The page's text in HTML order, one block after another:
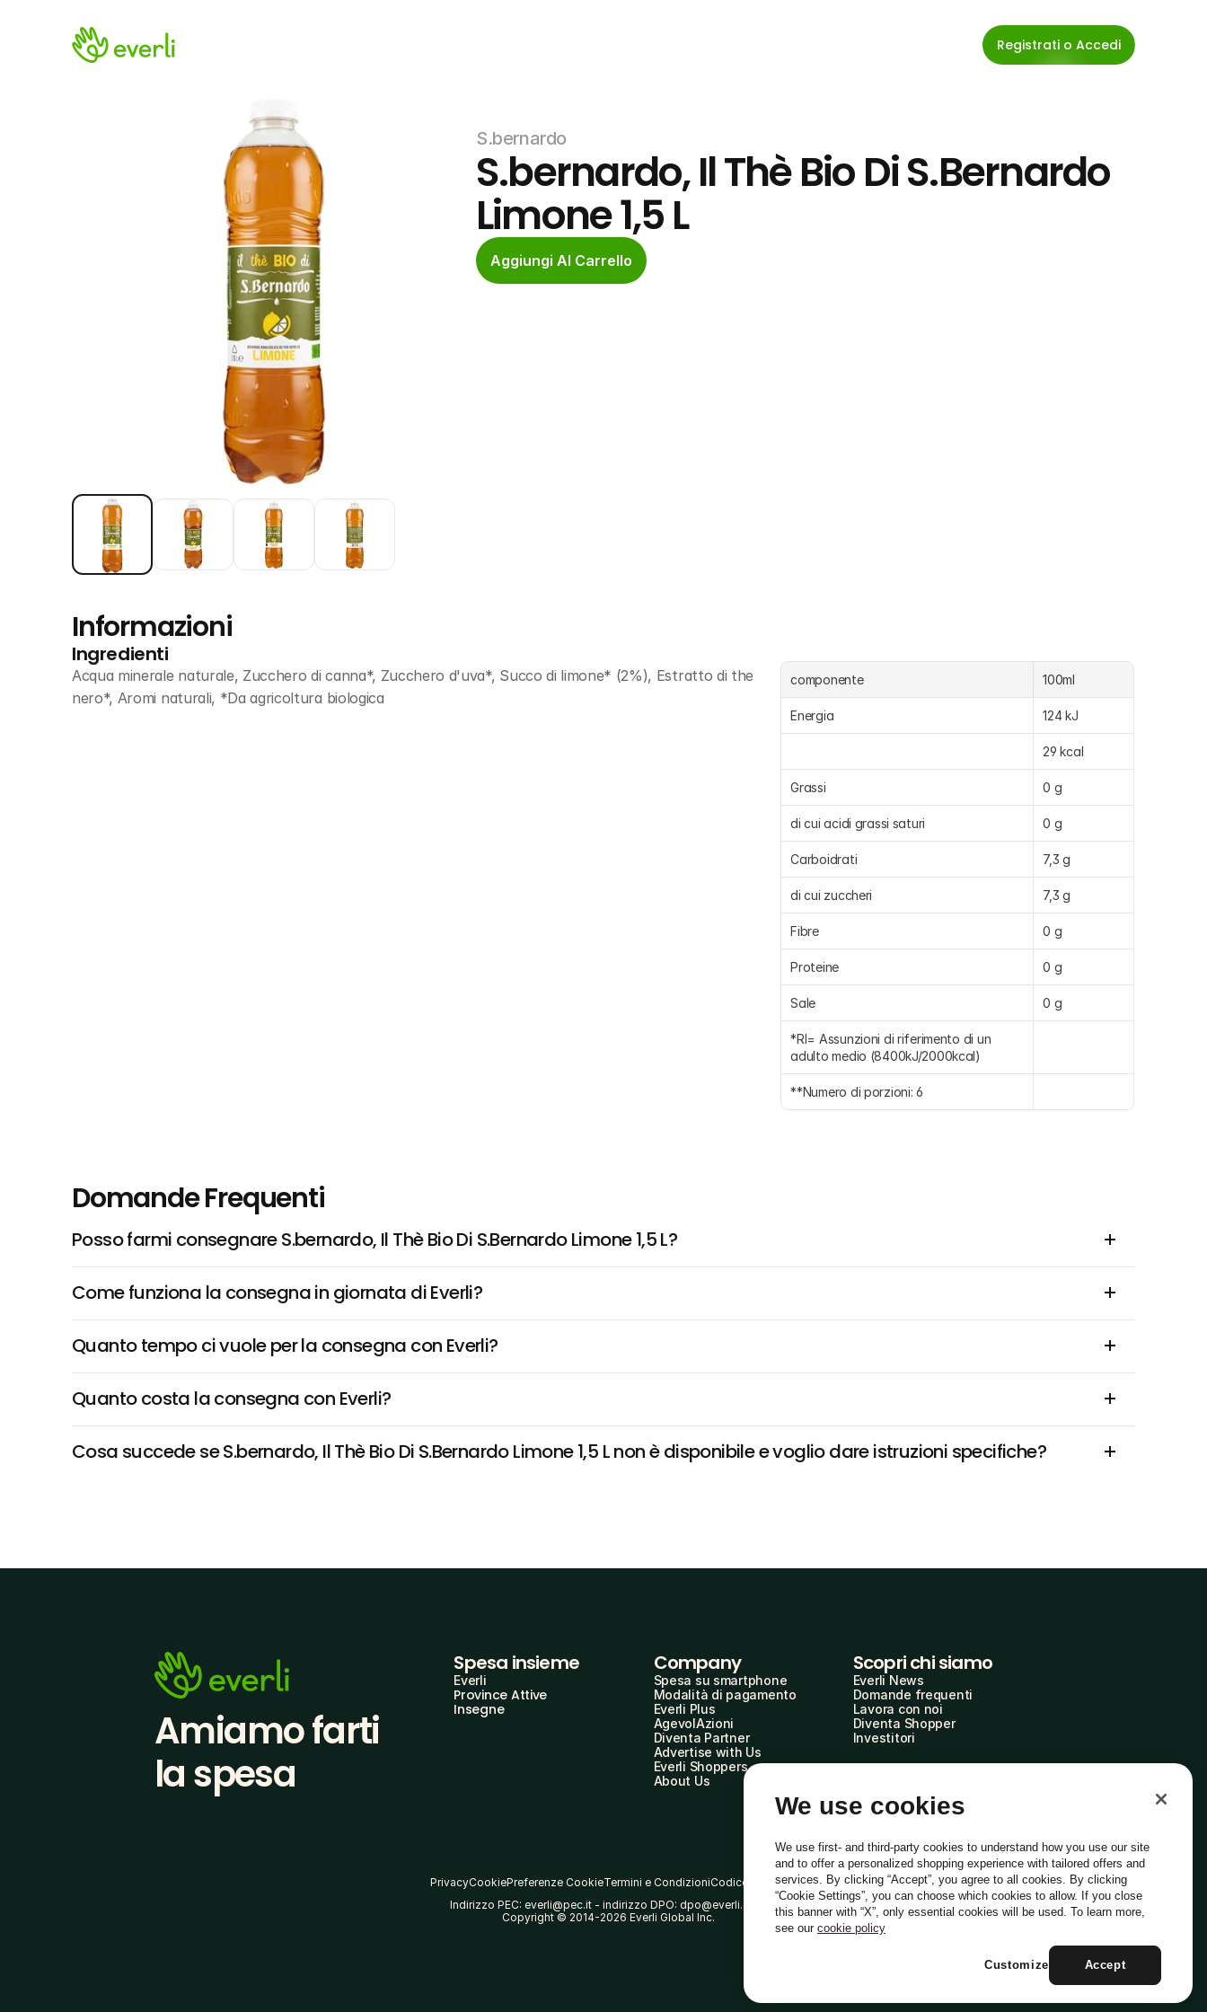
Registrati o Accedi
S.bernardo
S.bernardo, Il Thè Bio Di S.Bernardo
Limone 1,5 L
Aggiungi Al Carrello
Informazioni
Ingredienti
Acqua minerale naturale, Zucchero di canna*, Zucchero d'uva*, Succo di limone* (2%), Estratto di the
nero*, Aromi naturali, *Da agricoltura biologica
componente 100ml
Energia 124 kJ
29 kcal
Grassi 0 g
di cui acidi grassi saturi 0 g
Carboidrati 7,3 g
di cui zuccheri 7,3 g
Fibre 0 g
Proteine 0 g
Sale 0 g
*RI= Assunzioni di riferimento di un
adulto medio (8400kJ/2000kcal)
**Numero di porzioni: 6
Domande Frequenti
Posso farmi consegnare S.bernardo, Il Thè Bio Di S.Bernardo Limone 1,5 L?
Come funziona la consegna in giornata di Everli?
Quanto tempo ci vuole per la consegna con Everli?
Quanto costa la consegna con Everli?
Cosa succede se S.bernardo, Il Thè Bio Di S.Bernardo Limone 1,5 L non è disponibile e voglio dare istruzioni specifiche?
Amiamo farti
la spesa
Spesa insieme
Everli
Province Attive
Insegne
Company
Spesa su smartphone
Modalità di pagamento
Everli Plus
AgevolAzioni
Diventa Partner
Advertise with Us
Everli Shoppers
About Us
Scopri chi siamo
Everli News
Domande frequenti
Lavora con noi
Diventa Shopper
Investitori
PrivacyCookiePreferenze CookieTermini e CondizioniCodice Etico
Indirizzo PEC: everli@pec.it - indirizzo DPO: dpo@everli.com
Copyright © 2014-2026 Everli Global Inc.
Italiano
We use cookies
We use first- and third-party cookies to understand how you use our site
and to offer a personalized shopping experience with tailored offers and
services. By clicking “Accept”, you agree to all cookies. By clicking
“Cookie Settings”, you can choose which cookies to allow. If you close
this banner with “X”, only essential cookies will be used. To learn more,
see our cookie policy
Accept
Customize